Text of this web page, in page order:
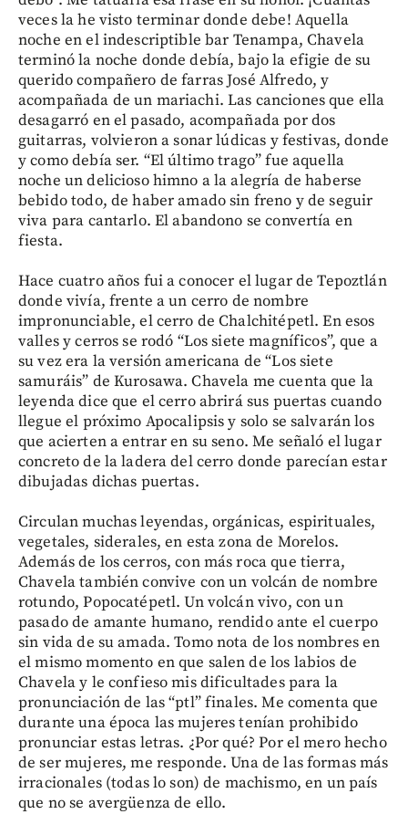
veces la he visto terminar donde debe! Aquella
noche en el indescriptible bar Tenampa, Chavela
terminó la noche donde debía, bajo la efigie de su
querido compañero de farras José Alfredo, y
acompañada de un mariachi. Las canciones que ella
desagarró en el pasado, acompañada por dos
guitarras, volvieron a sonar lúdicas y festivas, donde
y como debía ser. “El último trago” fue aquella
noche un delicioso himno a la alegría de haberse
bebido todo, de haber amado sin freno y de seguir
viva para cantarlo. El abandono se convertía en
fiesta.
Hace cuatro años fui a conocer el lugar de Tepoztlán
donde vivía, frente a un cerro de nombre
impronunciable, el cerro de Chalchitépetl. En esos
valles y cerros se rodó “Los siete magníficos”, que a
su vez era la versión americana de “Los siete
samuráis” de Kurosawa. Chavela me cuenta que la
leyenda dice que el cerro abrirá sus puertas cuando
llegue el próximo Apocalipsis y solo se salvarán los
que acierten a entrar en su seno. Me señaló el lugar
concreto de la ladera del cerro donde parecían estar
dibujadas dichas puertas.
Circulan muchas leyendas, orgánicas, espirituales,
vegetales, siderales, en esta zona de Morelos.
Además de los cerros, con más roca que tierra,
Chavela también convive con un volcán de nombre
rotundo, Popocatépetl. Un volcán vivo, con un
pasado de amante humano, rendido ante el cuerpo
sin vida de su amada. Tomo nota de los nombres en
el mismo momento en que salen de los labios de
Chavela y le confieso mis dificultades para la
pronunciación de las “ptl” finales. Me comenta que
durante una época las mujeres tenían prohibido
pronunciar estas letras. ¿Por qué? Por el mero hecho
de ser mujeres, me responde. Una de las formas más
irracionales (todas lo son) de machismo, en un país
que no se avergüenza de ello.